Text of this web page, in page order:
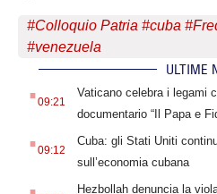
#Colloquio Patria #cuba #
#venezuela
ULTIME
.09:21
Vaticano celebra i legami
documentario “Il Papa e
.09:12
Cuba: gli Stati Uniti
sull’economia cubana
.
Hezbollah denuncia la